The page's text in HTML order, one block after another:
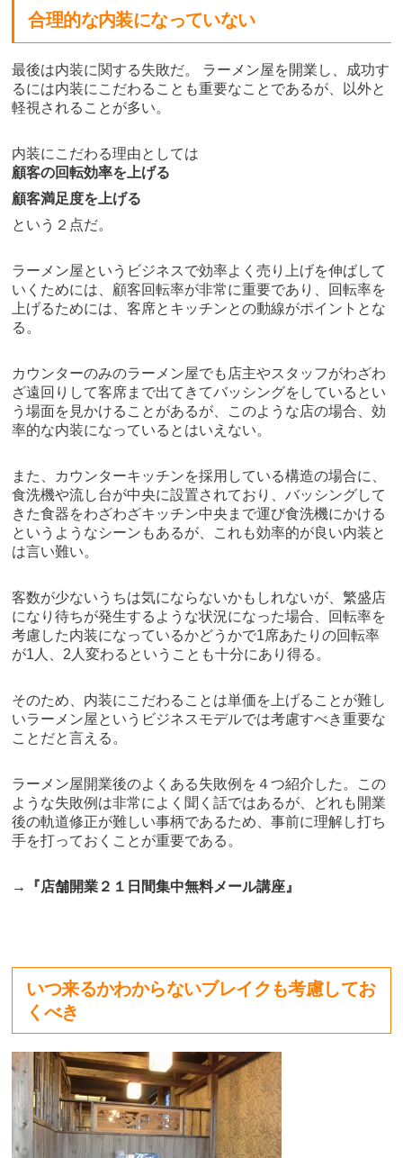
合理的な内装になっていない
最後は内装に関する失敗だ。 ラーメン屋を開業し、成功す
るには内装にこだわることも重要なことであるが、以外と
軽視されることが多い。
内装にこだわる理由としては
顧客の回転効率を上げる
顧客満足度を上げる
という２点だ。
ラーメン屋というビジネスで効率よく売り上げを伸ばして
いくためには、顧客回転率が非常に重要であり、回転率を
上げるためには、客席とキッチンとの動線がポイントとな
る。
カウンターのみのラーメン屋でも店主やスタッフがわざわ
ざ遠回りして客席まで出てきてバッシングをしているとい
う場面を見かけることがあるが、このような店の場合、効
率的な内装になっているとはいえない。
また、カウンターキッチンを採用している構造の場合に、
食洗機や流し台が中央に設置されており、バッシングして
きた食器をわざわざキッチン中央まで運び食洗機にかける
というようなシーンもあるが、これも効率的が良い内装と
は言い難い。
客数が少ないうちは気にならないかもしれないが、繁盛店
になり待ちが発生するような状況になった場合、回転率を
考慮した内装になっているかどうかで1席あたりの回転率
が1人、2人変わるということも十分にあり得る。
そのため、内装にこだわることは単価を上げることが難し
いラーメン屋というビジネスモデルでは考慮すべき重要な
ことだと言える。
ラーメン屋開業後のよくある失敗例を４つ紹介した。この
ような失敗例は非常によく聞く話ではあるが、どれも開業
後の軌道修正が難しい事柄であるため、事前に理解し打ち
手を打っておくことが重要である。
→『店舗開業２１日間集中無料メール講座』
いつ来るかわからないブレイクも考慮してお
くべき